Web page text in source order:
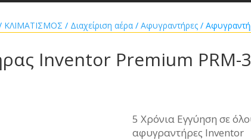
ΚΛΙΜΑΤΙΣΜΟΣ / Διαχείριση αέρα /Αφυγραντήρες /
Inventor Premium PRM-
5 Χρόνια Εγγύηση σε
αφυγραντήρες Inventor